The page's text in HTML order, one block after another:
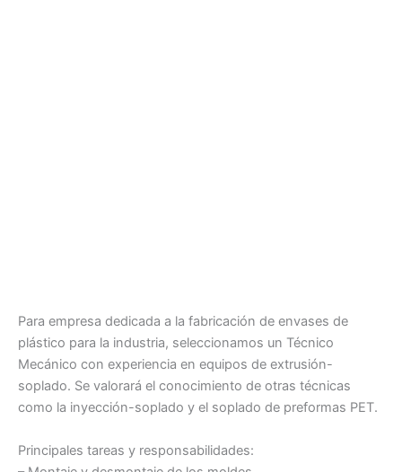
Para empresa dedicada a la fabricación de envases de
plástico para la industria, seleccionamos un Técnico
Mecánico con experiencia en equipos de extrusión-
soplado. Se valorará el conocimiento de otras técnicas
como la inyección-soplado y el soplado de preformas PET.
Principales tareas y responsabilidades: